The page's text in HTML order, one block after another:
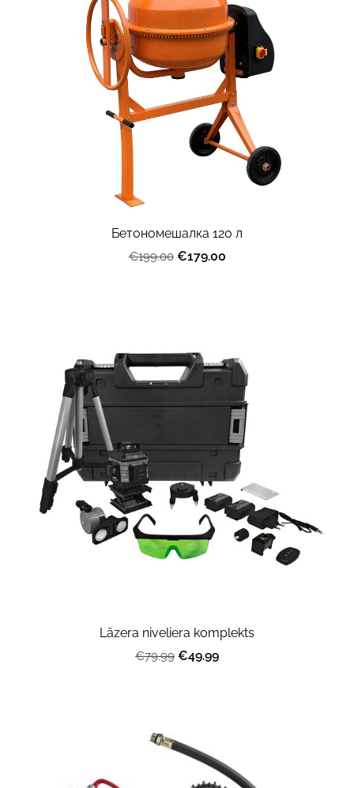
Бетономешалка 120 л
€199.00 €179.00
Lāzera niveliera komplekts
€79.99 €49.99